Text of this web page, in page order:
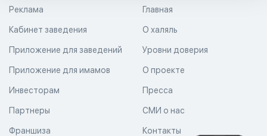
Главная
О халяль
Уровни доверия
Реклама
Кабинет заведения
Приложение для заведений
Приложение для имамов О проекте
Пресса
СМИ о нас
Контакты
Инвесторам
Партнеры
Франшиза